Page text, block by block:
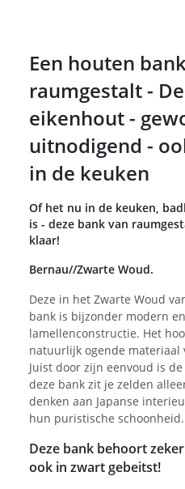
Een houten
raumgestalt -
eikenhout -
uitnodigend -
in de keuken
Of het nu in de keuken,
is - deze bank van
klaar!
Bernau//Zwarte Woud.
Deze in het Zwarte Woud
bank is bijzonder modern
lamellenconstructie. Het
natuurlijk ogende materiaal
Juist door zijn eenvoud is
deze bank zit je zelden
denken aan Japanse
hun puristische schoonheid.
Deze bank behoort
ook in zwart gebeitst!